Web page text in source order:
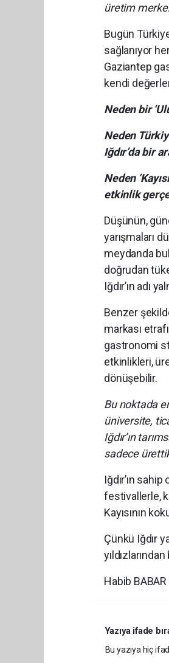
üretim
Bugün
sağlanıyor
Gaziantep
kendi
Neden bir
Neden
Iğdır’da bir
Neden
etkinlik
Düşünün,
yarışmaları
meydanda
doğrudan
Iğdır’ın adı
Benzer
markası
gastronomi
etkinlikleri,
dönüşebilir.
Bu noktada
üniversite,
Iğdır’ın
sadece
Iğdır’ın
festivallerle,
Kayısının
Çünkü Iğdır
Habib BABAR
Yazıya ifade
Bu yazıya hiç